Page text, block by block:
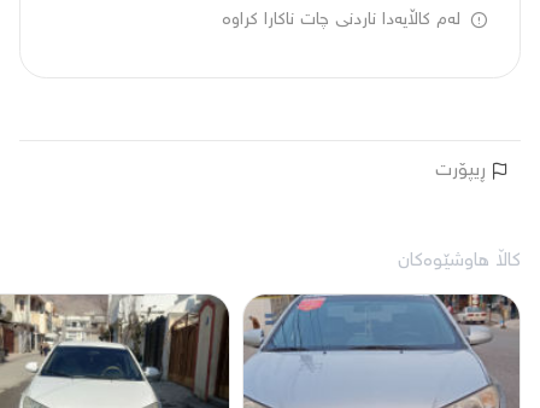
لەم کاڵایەدا ناردنی چات ناکارا کراوە
ڕیپۆرت
کاڵا هاوشێوەکان